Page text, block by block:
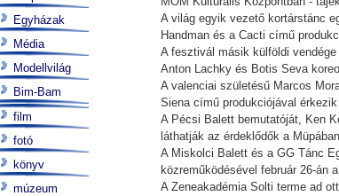
A világ egyik vezető kortárstánc
Handman és a Cacti című
A fesztivál másik külföldi
Anton Lachky és Botis Seva
A valenciai születésű Marcos
Siena című produkciójával
A Pécsi Balett bemutatóját, Ken
láthatják az érdeklődők a
A Miskolci Balett és a GG Tánc
közreműködésével február 26-án
A Zeneakadémia Solti terme ad
Egyházak
Média
Modellvilág
Bim-Bam
film
fotó
könyv
múzeum